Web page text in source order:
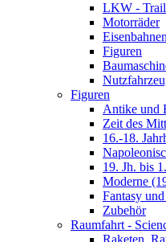
LKW -
Motorräder
Eisenbahnen
Figuren
Figuren
Antike und
Zeit des
16.-18.
19. Jh. bis
Moderne
Fantasy
Zubehör
Raumfahrt -
Raketen,